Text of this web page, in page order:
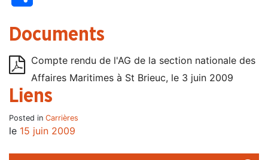
Documents
Compte rendu de l'AG de la section nationale des
Affaires Maritimes à St Brieuc, le 3 juin 2009
Liens
Posted in Carrières
le 15 juin 2009